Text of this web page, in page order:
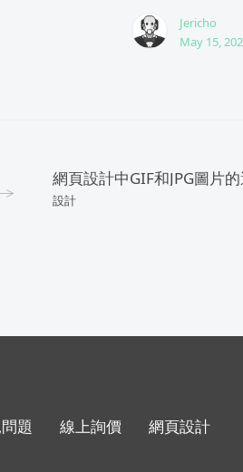
Jericho
May 15,
網頁設計中GIF和JPG圖片
設計
題 線上詢價 網頁設計